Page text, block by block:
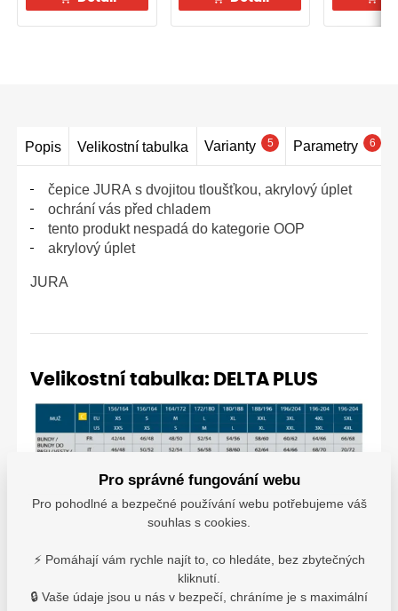
Popis Velikostní tabulka Varianty 5 Parametry 6
čepice JURA s dvojitou tloušťkou, akrylový úplet
ochrání vás před chladem
tento produkt nespadá do kategorie OOP
akrylový úplet
JURA
Velikostní tabulka: DELTA PLUS
Pro správné fungování webu
Pro pohodlné a bezpečné používání webu potřebujeme váš
souhlas s cookies.
⚡ Pomáhají vám rychle najít to, co hledáte, bez zbytečných
kliknutí.
🔒 Vaše údaje jsou u nás v bezpečí, chráníme je s maximální